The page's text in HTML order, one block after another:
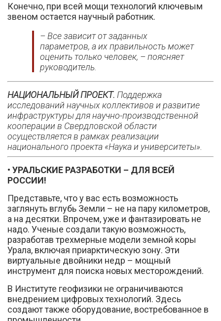
Конечно, при всей мощи технологий ключевым
звеном остается научный работник.
– Все зависит от заданных
параметров, а их правильность может
оценить только человек, – поясняет
руководитель.
НАЦИОНАЛЬНЫЙ ПРОЕКТ. Поддержка
исследований научных коллективов и развитие
инфраструктуры для научно-производственной
кооперации в Свердловской области
осуществляется в рамках реализации
национального проекта «Наука и университеты».
• УРАЛЬСКИЕ РАЗРАБОТКИ – ДЛЯ ВСЕЙ
РОССИИ!
Представьте, что у вас есть возможность
заглянуть вглубь Земли – не на пару километров,
а на десятки. Впрочем, уже и фантазировать не
надо. Ученые создали такую возможность,
разработав трехмерные модели земной коры
Урала, включая приарктическую зону. Эти
виртуальные двойники недр – мощный
инструмент для поиска новых месторождений.
В Институте геофизики не ограничиваются
внедрением цифровых технологий. Здесь
создают также оборудование, востребованное в